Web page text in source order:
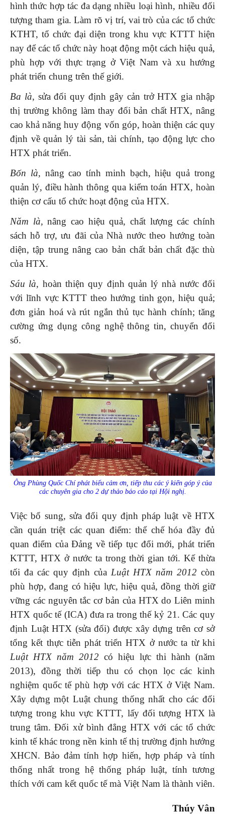
hình thức hợp tác đa dạng nhiều loại hình, nhiều đối
tượng tham gia. Làm rõ vị trí, vai trò của các tổ chức
KTHT, tổ chức đại diện trong khu vực KTTT hiện
nay để các tổ chức này hoạt động một cách hiệu quả,
phù hợp với thực trạng ở Việt Nam và xu hướng
phát triển chung trên thế giới.
Ba là, sửa đổi quy định gây cản trở HTX gia nhập
thị trường không làm thay đổi bản chất HTX, nâng
cao khả năng huy động vốn góp, hoàn thiện các quy
định về quản lý tài sản, tài chính, tạo động lực cho
HTX phát triển.
Bốn là, nâng cao tính minh bạch, hiệu quả trong
quản lý, điều hành thông qua kiểm toán HTX, hoàn
thiện cơ cấu tổ chức hoạt động của HTX.
Năm là,nâng cao hiệu quả, chất lượng các chính
sách hỗ trợ, ưu đãi của Nhà nước theo hướng toàn
diện, tập trung nâng cao bản chất bản chất đặc thù
của HTX.
Sáu là, hoàn thiện quy định quản lý nhà nước đối
với lĩnh vực KTTT theo hướng tinh gọn, hiệu quả;
đơn giản hoá và rút ngắn thủ tục hành chính; tăng
cường ứng dụng công nghệ thông tin, chuyển đổi
số.
Ông Phùng Quốc Chí phát biểu cảm ơn, tiếp thu các ý kiến góp ý của
các chuyên gia cho 2 dự thảo báo cáo tại Hội nghị.
Việc bổ sung, sửa đổi quy định pháp luật về HTX
cần quán triệt các quan điểm: thể chế hóa đầy đủ
quan điểm của Đảng về tiếp tục đổi mới, phát triển
KTTT, HTX ở nước ta trong thời gian tới. Kế thừa
tối đa các quy định của Luật HTX năm 2012 còn
phù hợp, đang có hiệu lực, hiệu quả, đồng thời giữ
vững các nguyên tắc cơ bản của HTX do Liên minh
HTX quốc tế (ICA) đưa ra trong thế kỷ 21. Các quy
định Luật HTX (sửa đổi) được xây dựng trên cơ sở
tổng kết thực tiễn phát triển HTX ở nước ta từ khi
Luật HTX năm 2012 có hiệu lực thi hành (năm
2013), đồng thời tiếp thu có chọn lọc các kinh
nghiệm quốc tế phù hợp với các HTX ở Việt Nam.
Xây dựng một Luật chung thống nhất cho các đối
tượng trong khu vực KTTT, lấy đối tượng HTX là
trung tâm. Đối xử bình đẳng HTX với các tổ chức
kinh tế khác trong nền kinh tế thị trường định hướng
XHCN. Bảo đảm tính hợp hiến, hợp pháp và tính
thống nhất trong hệ thống pháp luật, tính tương
thích với cam kết quốc tế mà Việt Nam là thành viên.
Thúy Vân